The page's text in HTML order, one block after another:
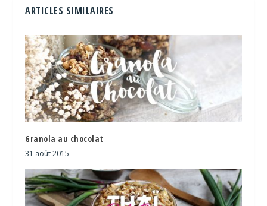
ARTICLES SIMILAIRES
Granola au chocolat
31 août 2015